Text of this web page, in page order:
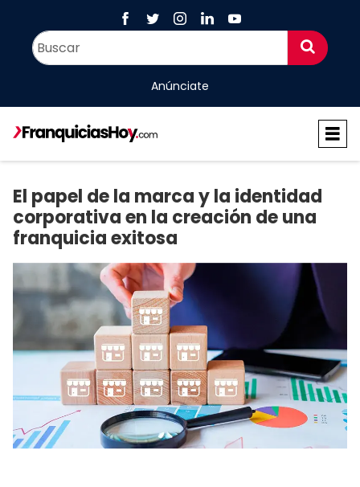
Anúnciate
El papel de la marca y la identidad
corporativa en la creación de una
franquicia exitosa